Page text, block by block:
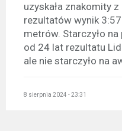
uzyskała znakomity
rezultatów wynik
metrów. Starczyło
od 24 lat rezultatu
ale nie starczyło na
8 sierpnia 2024 - 23:31